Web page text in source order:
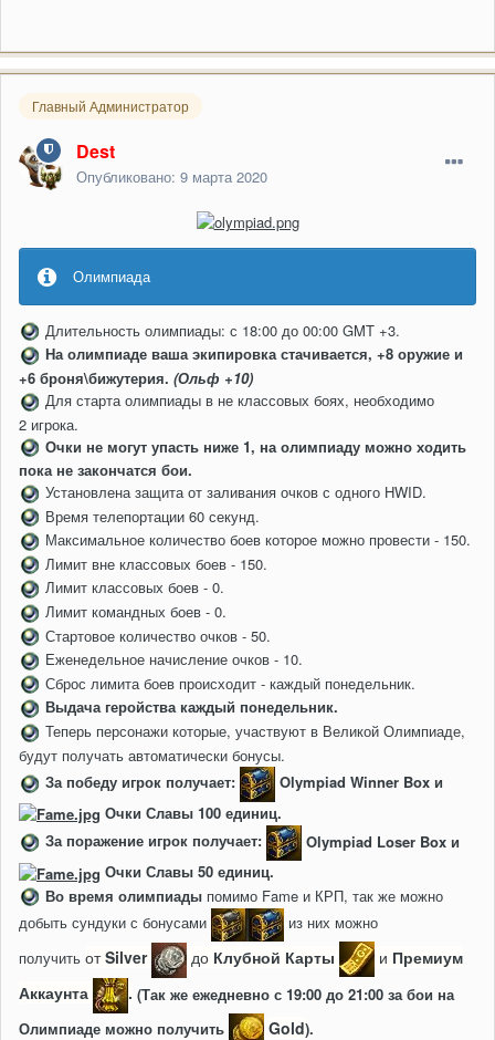
Главный Администратор
Dest
Опубликовано: 9 марта 2020
Олимпиада
Длительность олимпиады: с 18:00 до 00:00 GMT +3.
На олимпиаде ваша экипировка стачивается, +8 оружие и
+6 броня\бижутерия. (Ольф +10)
Для старта олимпиады в не классовых боях, необходимо
2 игрока.
Очки не могут упасть ниже 1, на олимпиаду можно ходить
пока не закончатся бои.
Установлена защита от заливания очков с одного HWID.
Время телепортации 60 секунд.
Максимальное количество боев которое можно провести - 150.
Лимит вне классовых боев - 150.
Лимит классовых боев - 0.
Лимит командных боев - 0.
Стартовое количество очков - 50.
Еженедельное начисление очков - 10.
Сброс лимита боев происходит - каждый понедельник.
Выдача геройства каждый понедельник.
Теперь персонажи которые, участвуют в Великой Олимпиаде,
будут получать автоматически бонусы.
За победу игрок получает:
Olympiad Winner Box и
Очки Славы 100 единиц.
За поражение игрок получает:
Olympiad Loser Box и
Очки Славы 50 единиц.
Во время олимпиады помимо Fame и КРП, так же можно
добыть сундуки с бонусами
из них можно
получить от Silver до Клубной Карты и Премиум
Аккаунта
. (Так же ежедневно с 19:00 до 21:00 за бои на
Олимпиаде можно получить
Gold).